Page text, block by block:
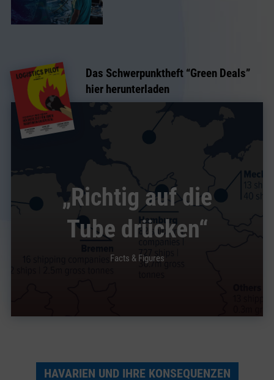
Das Schwerpunktheft “Green Deals”
hier herunterladen
„Richtig auf die
Tube drücken“
Facts & Figures
HAVARIEN UND IHRE KONSEQUENZEN